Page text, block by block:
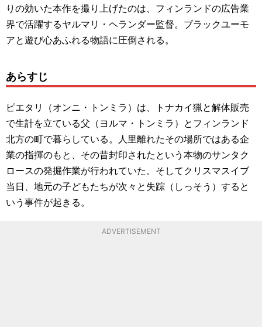
りの効いた本作を撮り上げたのは、フィンランドの広告業
界で活躍するヤルマリ・ヘランダー監督。ブラックユーモ
アと遊び心あふれる物語に圧倒される。
あらすじ
ピエタリ（オンニ・トンミラ）は、トナカイ猟と解体販売
で生計を立ている父（ヨルマ・トンミラ）とフィンランド
北方の町で暮らしている。人里離れたその場所ではある企
業の指揮のもと、その昔封印されたという本物のサンタク
ロースの発掘作業が行われていた。そしてクリスマスイブ
当日、地元の子どもたちが次々と失踪（しっそう）すると
いう事件が起きる。
ADVERTISEMENT